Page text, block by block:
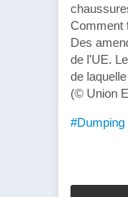
Comment
Des
de l'UE.
de
(© Union
#Dumping